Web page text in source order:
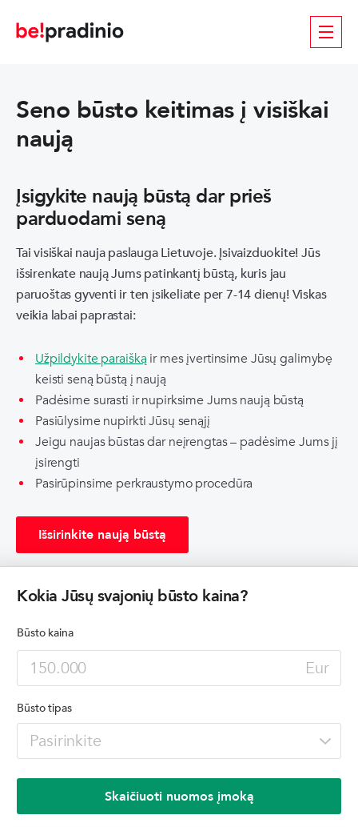
Seno būsto keitimas į visiškai
naują
Įsigykite naują būstą dar prieš
parduodami seną
Tai visiškai nauja paslauga Lietuvoje. Įsivaizduokite! Jūs
išsirenkate naują Jums patinkantį būstą, kuris jau
paruoštas gyventi ir ten įsikeliate per 7-14 dienų! Viskas
veikia labai paprastai:
Užpildykite paraišką ir mes įvertinsime Jūsų galimybę
keisti seną būstą į naują
Padėsime surasti ir nupirksime Jums naują būstą
Pasiūlysime nupirkti Jūsų senąjį
Jeigu naujas būstas dar neįrengtas – padėsime Jums jį
įsirengti
Pasirūpinsime perkraustymo procedūra
Išsirinkite naują būstą
Kokia Jūsų svajonių būsto kaina?
Būsto kaina
Eur
Būsto tipas
Skaičiuoti nuomos įmoką